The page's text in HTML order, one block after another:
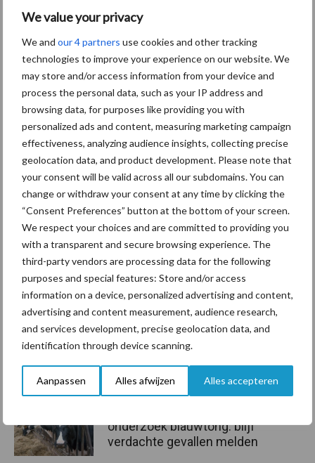
We value your privacy
We and our 4 partners use cookies and other tracking
technologies to improve your experience on our website. We
may store and/or access information from your device and
process the personal data, such as your IP address and
browsing data, for purposes like providing you with
personalized ads and content, measuring marketing campaign
effectiveness, analyzing audience insights, collecting precise
geolocation data, and product development. Please note that
your consent will be valid across all our subdomains. You can
change or withdraw your consent at any time by clicking the
“Consent Preferences” button at the bottom of your screen.
We respect your choices and are committed to providing you
with a transparent and secure browsing experience. The
third-party vendors are processing data for the following
purposes and special features: Store and/or access
information on a device, personalized advertising and content,
advertising and content measurement, audience research,
and services development, precise geolocation data, and
identification through device scanning.
Aanpassen Alles afwijzen Alles accepteren
Meer melkvee nieuws
Maak hier uw keuze:
bemesting Diergezondheid
Toon meer
Gerelateerde artikelen gezondheid
Twee nieuwe gevallen van
IBR-insleep vastgesteld op
Vlaamse rundveebedrijven
onderzoek blauwtong: blijf
verdachte gevallen melden